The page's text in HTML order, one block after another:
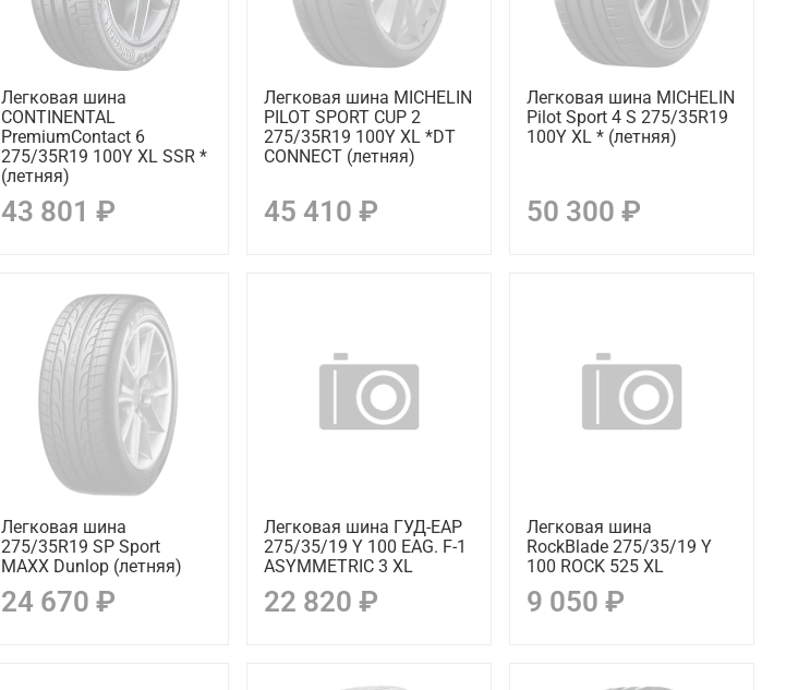
Легковая шина
CONTINENTAL
PremiumContact 6
275/35R19 100Y XL SSR *
(летняя)
43 801 ₽
Легковая шина MICHELIN
PILOT SPORT CUP 2
275/35R19 100Y XL *DT
CONNECT (летняя)
45 410 ₽
Легковая шина MICHELIN
Pilot Sport 4 S 275/35R19
100Y XL * (летняя)
50 300 ₽
Легковая шина
275/35R19 SP Sport
MAXX Dunlop (летняя)
24 670 ₽
Легковая шина ГУД-ЕАР
275/35/19 Y 100 EAG. F-1
ASYMMETRIC 3 XL
22 820 ₽
Легковая шина
RockBlade 275/35/19 Y
100 ROCK 525 XL
9 050 ₽